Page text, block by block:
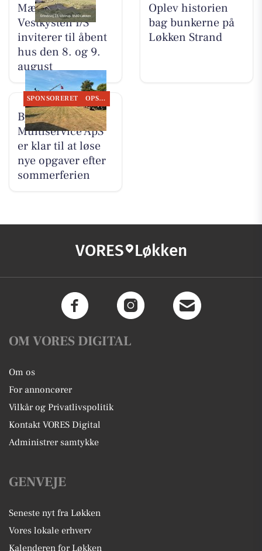
Mæglerhuset
Vestkysten I/S
inviterer til åbent
hus den 8. og 9.
august
Oplev historien
bag bunkerne på
Løkken Strand
SPONSORERET OPSLAGSTAVLEN
Byrdal
Multiservice ApS
er klar til at løse
nye opgaver efter
sommerferien
VORES Løkken
OM VORES DIGITAL
Om os
For annoncører
Vilkår og Privatlivspolitik
Kontakt VORES Digital
Administrer samtykke
GENVEJE
Seneste nyt fra Løkken
Vores lokale erhverv
Kalenderen for Løkken